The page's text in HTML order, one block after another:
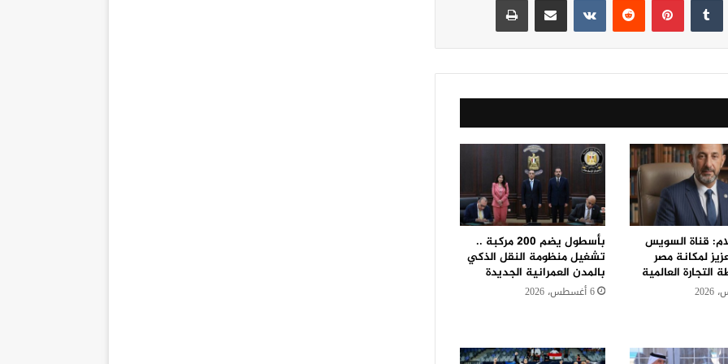
قناة السويس
لمكانة مصر
العالمية
بأسطول يضم 200 مركبة ..
تشغيل منظومة النقل الذكي
بالمدن العمرانية الجديدة
6 أغسطس، 2026